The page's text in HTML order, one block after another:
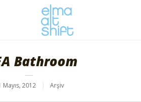
Bathroom
Mayıs, 2012 Arşiv